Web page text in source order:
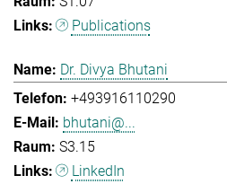
Publications
Dr. Divya Bhutani
+493916110290
bhutani@...
S3.15
LinkedIn